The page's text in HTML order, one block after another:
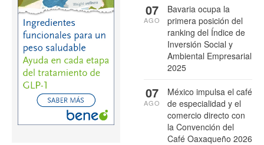
Bavaria ocupa la
primera posición del
ranking del Índice de
Inversión Social y
Ambiental Empresarial
2025
07
AGO
México impulsa el café
de especialidad y el
comercio directo con
la Convención del
Café Oaxaqueño 2026
07
AGO